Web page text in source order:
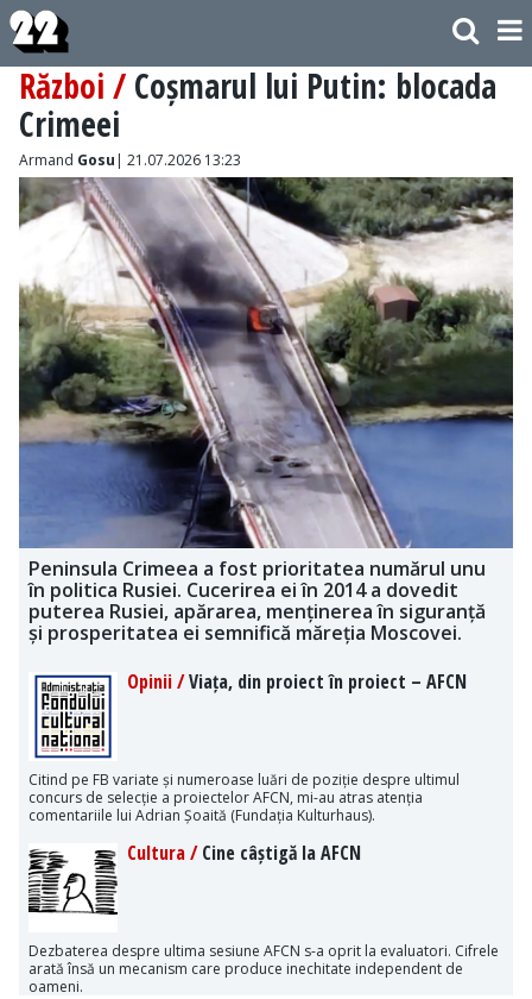
Război / Coșmarul lui Putin: blocada
Crimeei
Armand Gosu | 21.07.2026 13:23
Peninsula Crimeea a fost prioritatea numărul unu
în politica Rusiei. Cucerirea ei în 2014 a dovedit
puterea Rusiei, apărarea, menținerea în siguranță
și prosperitatea ei semnifică măreția Moscovei.
Opinii /Viața, din proiect în proiect – AFCN
Citind pe FB variate și numeroase luări de poziție despre ultimul
concurs de selecție a proiectelor AFCN, mi-au atras atenția
comentariile lui Adrian Șoaită (Fundația Kulturhaus).
Cultura /Cine câștigă la AFCN
Dezbaterea despre ultima sesiune AFCN s-a oprit la evaluatori. Cifrele
arată însă un mecanism care produce inechitate independent de
oameni.